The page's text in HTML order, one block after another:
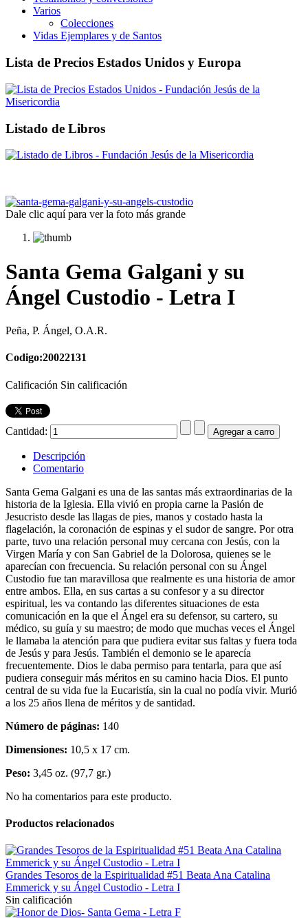
Varios
Colecciones
Vidas Ejemplares y de Santos
Lista de Precios Estados Unidos y Europa
Listado de Libros
Dale clic aquí para ver la foto más grande
Santa Gema Galgani y su
Ángel Custodio - Letra I
Peña, P. Ángel, O.A.R.
Codigo:20022131
Calificación Sin calificación
Cantidad:
Descripción
Comentario
Santa Gema Galgani es una de las santas más extraordinarias de la
historia de la Iglesia. Ella vivió en propia carne la Pasión de
Jesucristo desde las llagas de pies, manos y costado hasta la
flagelación, la coronación de espinas y el sudor de sangre. Por otra
parte, tuvo una relación personal muy cercana con Jesús, con la
Virgen María y con San Gabriel de la Dolorosa, quienes se le
aparecían con frecuencia. Su relación personal con su Ángel
Custodio fue tan maravillosa que realmente es una historia de amor
entre ambos. Ella, en sus cartas a su confesor y a su director
espiritual, les va contando las diferentes situaciones de esta
comunicación en la que el Ángel era su defensor, su cartero, su
médico, su guía y su maestro; de modo que muchas veces el Ángel
le llamaba la atención para que pudiera evitar sus faltas y fuera toda
de Jesús y para Jesús. También el demonio se le aparecía
frecuentemente. Dios le daba permiso para tentarla, para que así
pudiera conseguir más méritos en su camino hacia Dios. El punto
central de su vida fue la Eucaristía, sin la cual no podía vivir. Murió
a los 25 años llena de méritos y de santidad.
Número de páginas: 140
Dimensiones: 10,5 x 17 cm.
Peso: 3,45 oz. (97,7 gr.)
No ha comentarios para este producto.
Productos relacionados
Grandes Tesoros de la Espiritualidad #51 Beata Ana Catalina
Emmerick y su Ángel Custodio - Letra I
Sin calificación